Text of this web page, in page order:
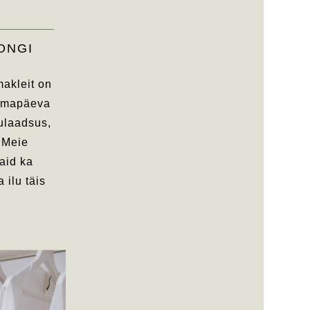
on
ka
ilu täis